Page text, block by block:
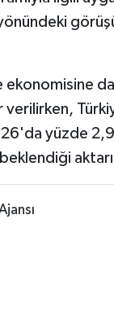
görüşü
ekonomisine
yüzde